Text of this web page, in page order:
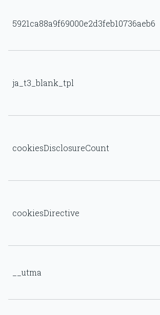
5921ca88a9f69000e2d3feb10736aeb6
ja_t3_blank_tpl
cookiesDisclosureCount
cookiesDirective
__utma